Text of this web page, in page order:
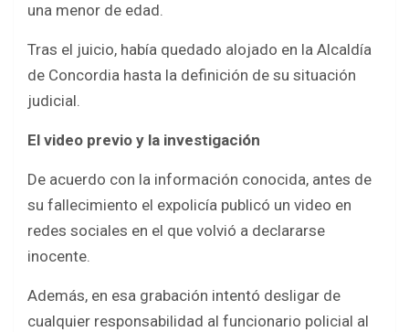
una menor de edad.
Tras el juicio, había quedado alojado en la Alcaldía
de Concordia hasta la definición de su situación
judicial.
El video previo y la investigación
De acuerdo con la información conocida, antes de
su fallecimiento el expolicía publicó un video en
redes sociales en el que volvió a declararse
inocente.
Además, en esa grabación intentó desligar de
cualquier responsabilidad al funcionario policial al